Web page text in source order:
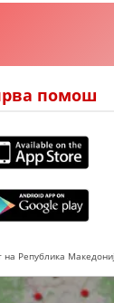
помош
на Република